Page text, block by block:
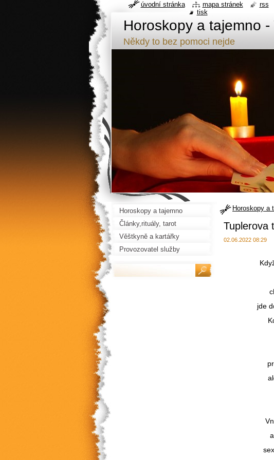
Horoskopy a tajemno
Někdy to bez pomoci nejde
Horoskopy a
Tuplerova
02.06.2022 08:29
jde
Horoskopy a tajemno
Články,rituály, tarot
Věštkyně a kartářky
Provozovatel služby
úvodní stránka mapa stránek
rss
tisk